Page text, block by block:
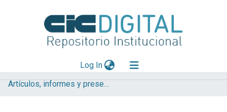
Log In(current)
Explorar
Artículos, informes y presentaciones en Congresos CESGI